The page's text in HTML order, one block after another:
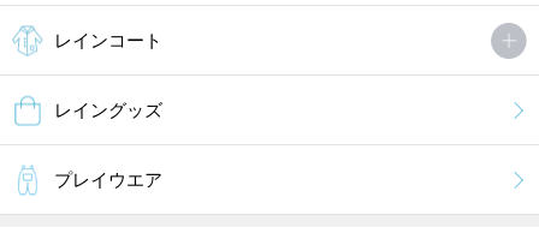
レインコート
レイングッズ
プレイウエア